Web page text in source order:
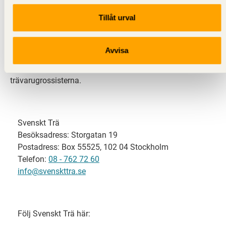
Tillåt urval
Avvisa
Svenskt Trä representerar svensk sågverksindustri
och är en del av branschorganisationen
svensk limträ-, KL-trä- och förpackningsindustri samt
trävarugrossisterna.
Svenskt Trä
Besöksadress: Storgatan 19
Postadress: Box 55525, 102 04 Stockholm
Telefon: 08 - 762 72 60
info@svenskttra.se
Följ Svenskt Trä här: